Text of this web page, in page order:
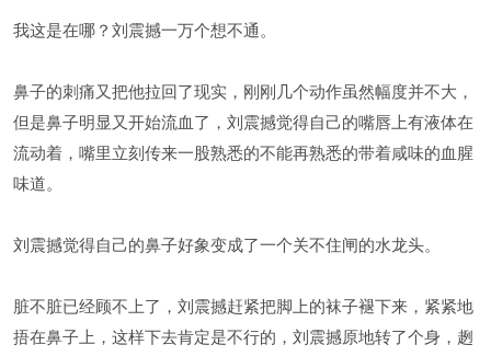
我这是在哪？刘震撼一万个想不通。
鼻子的刺痛又把他拉回了现实，刚刚几个动作虽然幅度并不大，
但是鼻子明显又开始流血了，刘震撼觉得自己的嘴唇上有液体在
流动着，嘴里立刻传来一股熟悉的不能再熟悉的带着咸味的血腥
味道。
刘震撼觉得自己的鼻子好象变成了一个关不住闸的水龙头。
脏不脏已经顾不上了，刘震撼赶紧把脚上的袜子褪下来，紧紧地
捂在鼻子上，这样下去肯定是不行的，刘震撼原地转了个身，趔